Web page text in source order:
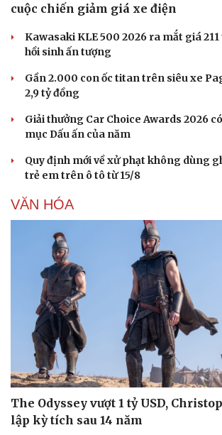
Du lịch
Tư vấn
Săn Tour
check-in
Podcast
Câu
Đọc truyện
Cửa sổ
Kể chuyện
Hạt giống
cuộc chiến giảm giá xe điện
Kawasaki KLE 500 2026 ra mắt giá
hồi sinh ấn tượng
Gần 2.000 con ốc titan trên siêu xe
2,9 tỷ đồng
Giải thưởng Car Choice Awards 2026
mục Dấu ấn của năm
Quy định mới về xử phạt không dùng
trẻ em trên ô tô từ 15/8
VĂN HÓA
The Odyssey vượt 1 tỷ USD,
lập kỳ tích sau 14 năm